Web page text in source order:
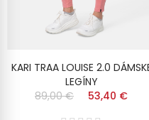
KARI TRAA LOUISE 2.0
LEGÍNY
89,00 €
53,40 €